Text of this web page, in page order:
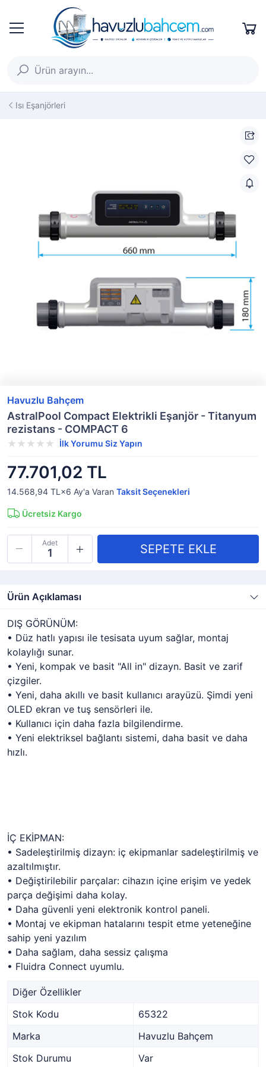
Isı Eşanjörleri
Havuzlu Bahçem
AstralPool Compact Elektrikli Eşanjör - Titanyum
rezistans - COMPACT 6
İlk Yorumu Siz Yapın
77.701,02 TL
14.568,94 TL×6 Ay'a Varan Taksit Seçenekleri
Ücretsiz Kargo
Adet
Ürün Açıklaması
DIŞ GÖRÜNÜM:
• Düz hatlı yapısı ile tesisata uyum sağlar, montaj
kolaylığı sunar.
• Yeni, kompak ve basit "All in" dizayn. Basit ve zarif
çizgiler.
• Yeni, daha akıllı ve basit kullanıcı arayüzü. Şimdi yeni
OLED ekran ve tuş sensörleri ile.
• Kullanıcı için daha fazla bilgilendirme.
• Yeni elektriksel bağlantı sistemi, daha basit ve daha
hızlı.
İÇ EKİPMAN:
• Sadeleştirilmiş dizayn: iç ekipmanlar sadeleştirilmiş ve
azaltılmıştır.
• Değiştirilebilir parçalar: cihazın içine erişim ve yedek
parça değişimi daha kolay.
• Daha güvenli yeni elektronik kontrol paneli.
• Montaj ve ekipman hatalarını tespit etme yeteneğine
sahip yeni yazılım
• Daha sağlam, daha sessiz çalışma
• Fluidra Connect uyumlu.
Diğer Özellikler
Stok Kodu
65322
Marka
Havuzlu Bahçem
Stok Durumu
Var